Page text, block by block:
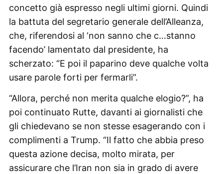
concetto già espresso negli ultimi giorni. Quindi
la battuta del segretario generale dell’Alleanza,
che, riferendosi al ‘non sanno che c…stanno
facendo’ lamentato dal presidente, ha
scherzato: “E poi il paparino deve qualche volta
usare parole forti per fermarli”.
“Allora, perché non merita qualche elogio?”, ha
poi continuato Rutte, davanti ai giornalisti che
gli chiedevano se non stesse esagerando con i
complimenti a Trump. “Il fatto che abbia preso
questa azione decisa, molto mirata, per
assicurare che l’Iran non sia in grado di avere